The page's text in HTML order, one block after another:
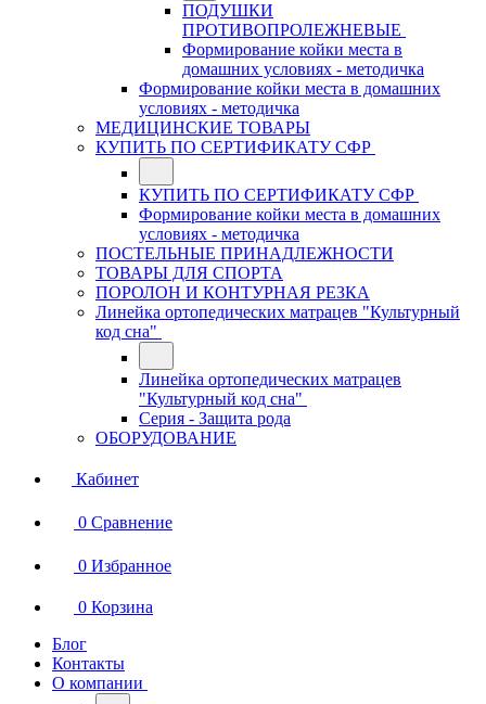
ПОДУШКИ
ПРОТИВОПРОЛЕЖНЕВЫЕ
Формирование койки места в
домашних условиях - методичка
Формирование койки места в домашних
условиях - методичка
МЕДИЦИНСКИЕ ТОВАРЫ
КУПИТЬ ПО СЕРТИФИКАТУ СФР
КУПИТЬ ПО СЕРТИФИКАТУ СФР
Формирование койки места в домашних
условиях - методичка
ПОСТЕЛЬНЫЕ ПРИНАДЛЕЖНОСТИ
ТОВАРЫ ДЛЯ СПОРТА
ПОРОЛОН И КОНТУРНАЯ РЕЗКА
Линейка ортопедических матрацев "Культурный
код сна"
Линейка ортопедических матрацев
"Культурный код сна"
Серия - Защита рода
ОБОРУДОВАНИЕ
Кабинет
0 Сравнение
0 Избранное
0 Корзина
Блог
Контакты
О компании